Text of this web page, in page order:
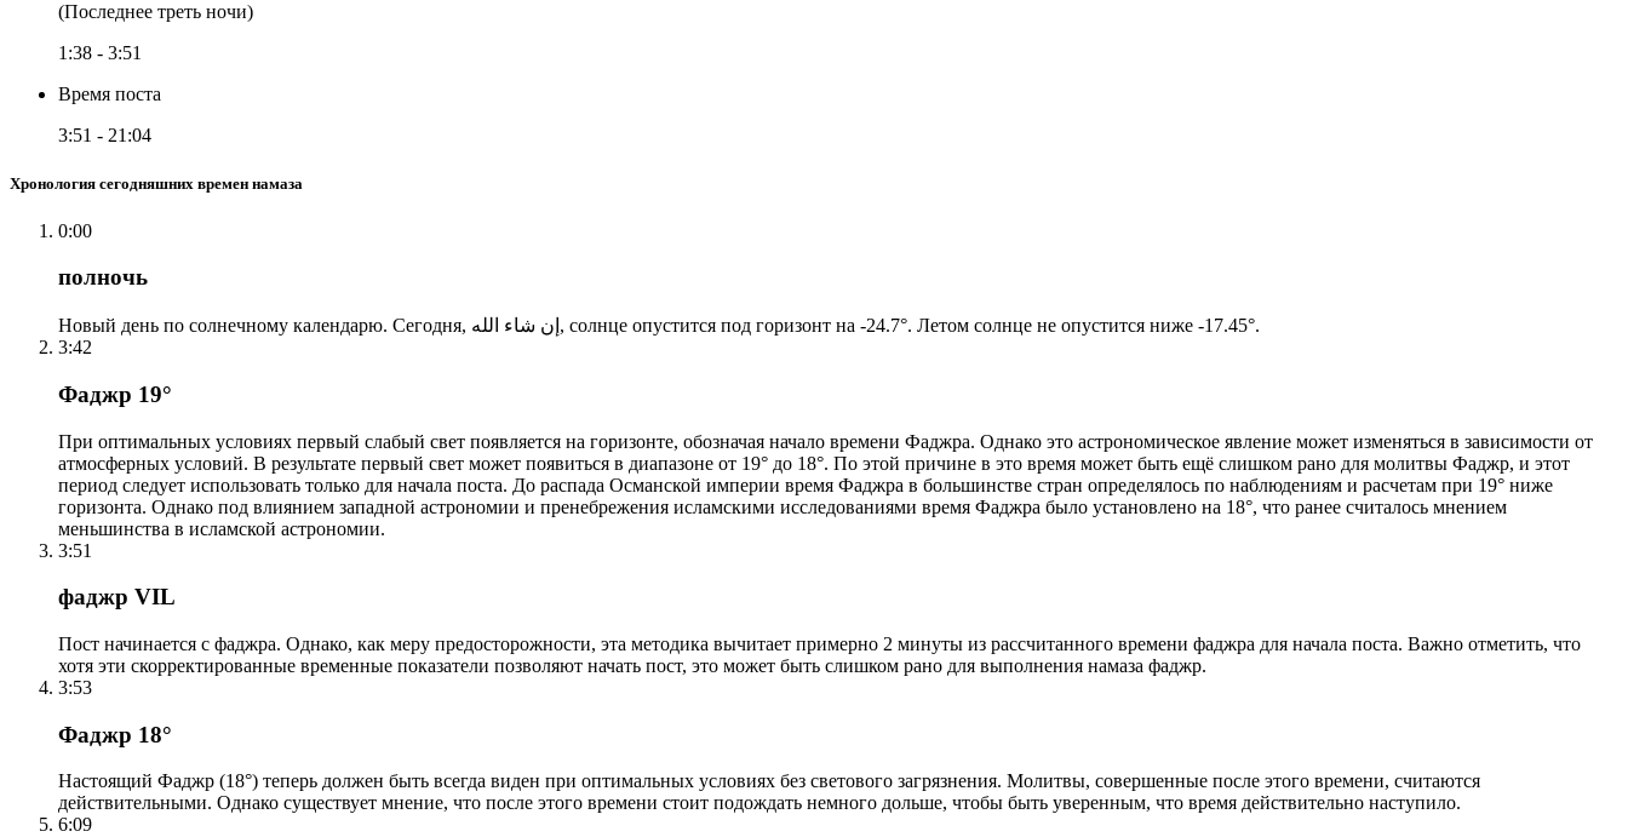
(Последнее треть ночи)
1:38 - 3:51
Время поста
3:51 - 21:04
Хронология сегодняшних времен намаза
0:00
полночь
Новый день по солнечному календарю. Сегодня, إن شاء الله, солнце опустится под горизонт на -24.7°. Летом солнце не опустится ниже -17.45°.
3:42
Фаджр 19°
При оптимальных условиях первый слабый свет появляется на горизонте, обозначая начало времени Фаджра. Однако это астрономическое явление может изменяться в зависимости от
атмосферных условий. В результате первый свет может появиться в диапазоне от 19° до 18°. По этой причине в это время может быть ещё слишком рано для молитвы Фаджр, и этот
период следует использовать только для начала поста. До распада Османской империи время Фаджра в большинстве стран определялось по наблюдениям и расчетам при 19° ниже
горизонта. Однако под влиянием западной астрономии и пренебрежения исламскими исследованиями время Фаджра было установлено на 18°, что ранее считалось мнением
меньшинства в исламской астрономии.
3:51
фаджр VIL
Пост начинается с фаджра. Однако, как меру предосторожности, эта методика вычитает примерно 2 минуты из рассчитанного времени фаджра для начала поста. Важно отметить, что
хотя эти скорректированные временные показатели позволяют начать пост, это может быть слишком рано для выполнения намаза фаджр.
3:53
Фаджр 18°
Настоящий Фаджр (18°) теперь должен быть всегда виден при оптимальных условиях без светового загрязнения. Молитвы, совершенные после этого времени, считаются
действительными. Однако существует мнение, что после этого времени стоит подождать немного дольше, чтобы быть уверенным, что время действительно наступило.
6:09